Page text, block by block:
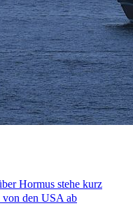
Hormus stehe kurz
von den USA ab